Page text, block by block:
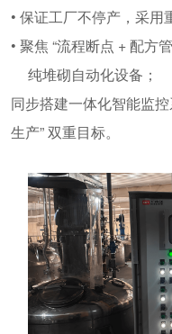
• 保证工厂不停产，采
• 聚焦 “流程断点 + 配方
纯堆砌自动化设备；
同步搭建一体化智能监
生产”双重目标。